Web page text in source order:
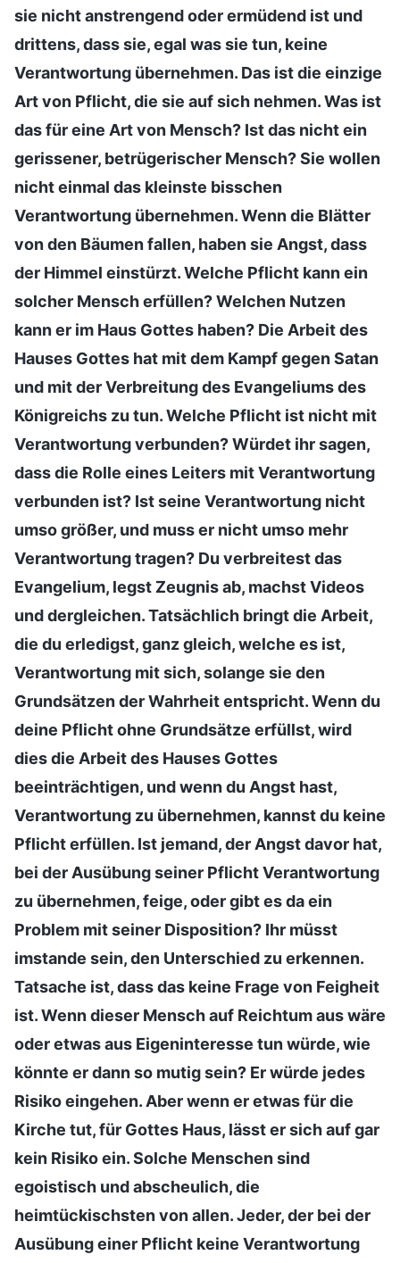
sie nicht anstrengend oder ermüdend ist und
drittens, dass sie, egal was sie tun, keine
Verantwortung übernehmen. Das ist die einzige
Art von Pflicht, die sie auf sich nehmen. Was ist
das für eine Art von Mensch? Ist das nicht ein
gerissener, betrügerischer Mensch? Sie wollen
nicht einmal das kleinste bisschen
Verantwortung übernehmen. Wenn die Blätter
von den Bäumen fallen, haben sie Angst, dass
der Himmel einstürzt. Welche Pflicht kann ein
solcher Mensch erfüllen? Welchen Nutzen
kann er im Haus Gottes haben? Die Arbeit des
Hauses Gottes hat mit dem Kampf gegen Satan
und mit der Verbreitung des Evangeliums des
Königreichs zu tun. Welche Pflicht ist nicht mit
Verantwortung verbunden? Würdet ihr sagen,
dass die Rolle eines Leiters mit Verantwortung
verbunden ist? Ist seine Verantwortung nicht
umso größer, und muss er nicht umso mehr
Verantwortung tragen? Du verbreitest das
Evangelium, legst Zeugnis ab, machst Videos
und dergleichen. Tatsächlich bringt die Arbeit,
die du erledigst, ganz gleich, welche es ist,
Verantwortung mit sich, solange sie den
Grundsätzen der Wahrheit entspricht. Wenn du
deine Pflicht ohne Grundsätze erfüllst, wird
dies die Arbeit des Hauses Gottes
beeinträchtigen, und wenn du Angst hast,
Verantwortung zu übernehmen, kannst du keine
Pflicht erfüllen. Ist jemand, der Angst davor hat,
bei der Ausübung seiner Pflicht Verantwortung
zu übernehmen, feige, oder gibt es da ein
Problem mit seiner Disposition? Ihr müsst
imstande sein, den Unterschied zu erkennen.
Tatsache ist, dass das keine Frage von Feigheit
ist. Wenn dieser Mensch auf Reichtum aus wäre
oder etwas aus Eigeninteresse tun würde, wie
könnte er dann so mutig sein? Er würde jedes
Risiko eingehen. Aber wenn er etwas für die
Kirche tut, für Gottes Haus, lässt er sich auf gar
kein Risiko ein. Solche Menschen sind
egoistisch und abscheulich, die
heimtückischsten von allen. Jeder, der bei der
Ausübung einer Pflicht keine Verantwortung